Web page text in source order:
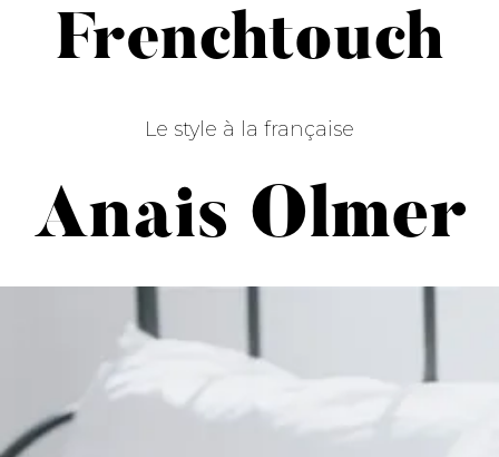
Beauty-Frenchtouch
Frenchtouch
Le style à la française
Anais Olmer